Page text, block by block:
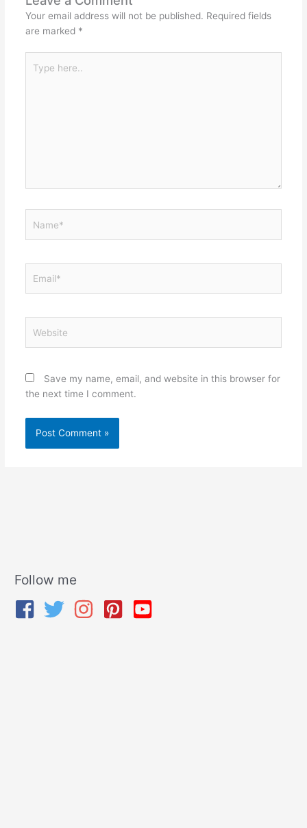
Your email address will not be published. Required fields
are marked *
here..
Save my name, email, and website in this browser for
the next time I comment.
Follow me
A
c